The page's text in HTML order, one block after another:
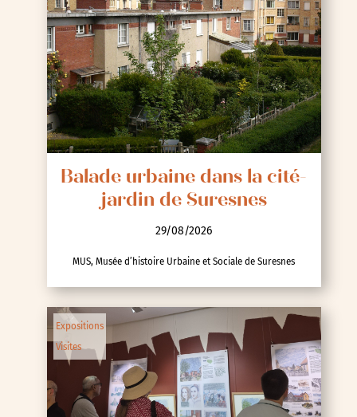
Balade urbaine dans la cité-
jardin de Suresnes
29/08/2026
MUS, Musée d’histoire Urbaine et Sociale de Suresnes
Expositions
Visites